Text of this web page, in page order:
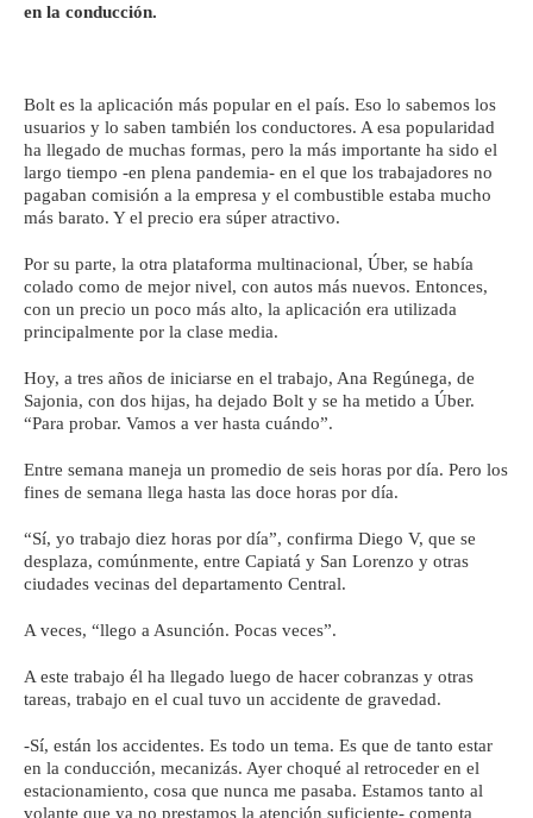
en la conducción.
Bolt es la aplicación más popular en el país. Eso lo sabemos los
usuarios y lo saben también los conductores. A esa popularidad
ha llegado de muchas formas, pero la más importante ha sido el
largo tiempo -en plena pandemia- en el que los trabajadores no
pagaban comisión a la empresa y el combustible estaba mucho
más barato. Y el precio era súper atractivo.
Por su parte, la otra plataforma multinacional, Úber, se había
colado como de mejor nivel, con autos más nuevos. Entonces,
con un precio un poco más alto, la aplicación era utilizada
principalmente por la clase media.
Hoy, a tres años de iniciarse en el trabajo, Ana Regúnega, de
Sajonia, con dos hijas, ha dejado Bolt y se ha metido a Úber.
“Para probar. Vamos a ver hasta cuándo”.
Entre semana maneja un promedio de seis horas por día. Pero los
fines de semana llega hasta las doce horas por día.
“Sí, yo trabajo diez horas por día”, confirma Diego V, que se
desplaza, comúnmente, entre Capiatá y San Lorenzo y otras
ciudades vecinas del departamento Central.
A veces, “llego a Asunción. Pocas veces”.
A este trabajo él ha llegado luego de hacer cobranzas y otras
tareas, trabajo en el cual tuvo un accidente de gravedad.
-Sí, están los accidentes. Es todo un tema. Es que de tanto estar
en la conducción, mecanizás. Ayer choqué al retroceder en el
estacionamiento, cosa que nunca me pasaba. Estamos tanto al
volante que ya no prestamos la atención suficiente- comenta